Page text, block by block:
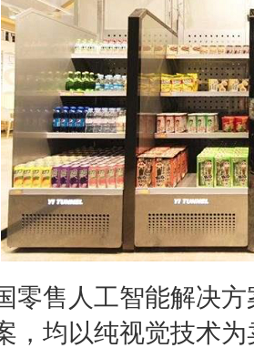
售人工智能解决方
，均以纯视觉技术